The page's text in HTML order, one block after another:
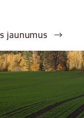
jaunumus